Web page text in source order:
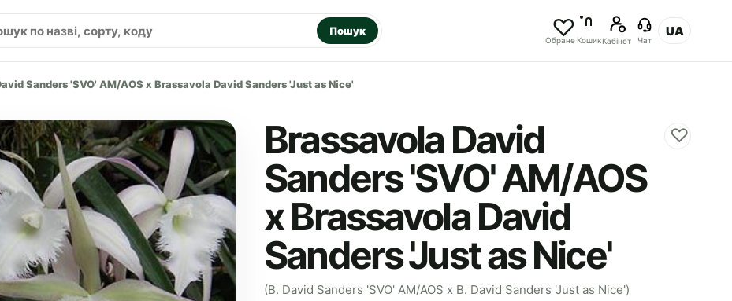
Пошук
Обране Кошик Кабінет Чат
UA
Sanders 'SVO' AM/AOS x Brassavola David Sanders 'Just as Nice'
Brassavola David
Sanders 'SVO' AM/AOS
x Brassavola David
Sanders 'Just as Nice'
♡
(B. David Sanders 'SVO' AM/AOS x B. David Sanders 'Just as Nice')